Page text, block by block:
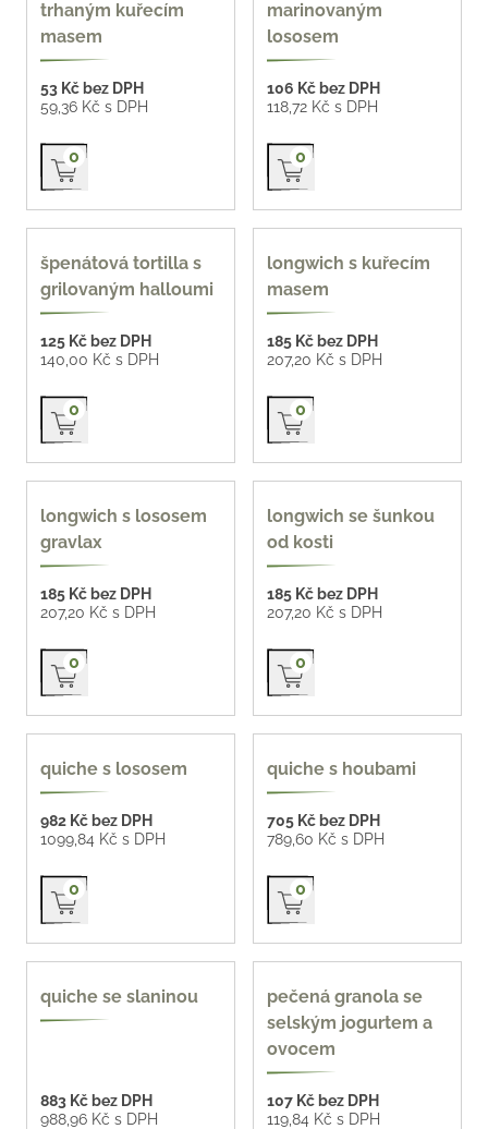
trhaným kuřecím
masem
53 Kč bez DPH
59,36 Kč s DPH
Přidat do košíku
0
marinovaným
lososem
106 Kč bez DPH
118,72 Kč s DPH
Přidat do košíku
0
135 g
špenátová tortilla s
grilovaným halloumi
125 Kč bez DPH
140,00 Kč s DPH
Přidat do košíku
0
longwich s kuřecím
masem
185 Kč bez DPH
207,20 Kč s DPH
Přidat do košíku
0
longwich s lososem
gravlax
185 Kč bez DPH
207,20 Kč s DPH
Přidat do košíku
0
longwich se šunkou
od kosti
185 Kč bez DPH
207,20 Kč s DPH
Přidat do košíku
0
quiche s lososem
982 Kč bez DPH
1099,84 Kč s DPH
Přidat do košíku
0
quiche s houbami
705 Kč bez DPH
789,60 Kč s DPH
Přidat do košíku
0
quiche se slaninou
883 Kč bez DPH
988,96 Kč s DPH
400 ml
pečená granola se
selským jogurtem a
ovocem
107 Kč bez DPH
119,84 Kč s DPH